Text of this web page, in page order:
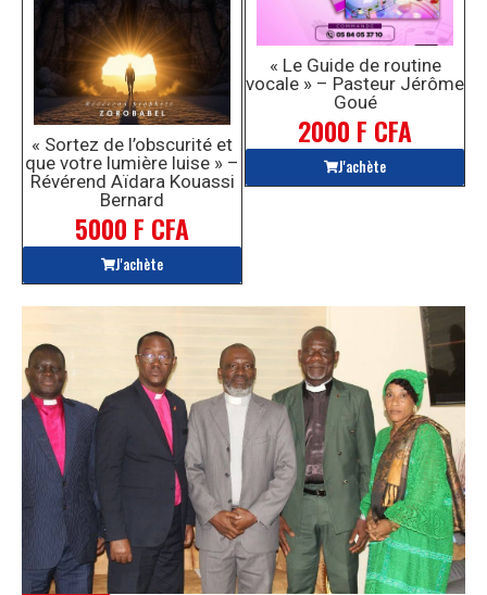
« Sortez de l’obscurité et
que votre lumière luise » –
Révérend Aïdara Kouassi
Bernard
5000 F CFA
J'achète
« Le Guide de routine
vocale » – Pasteur Jérôme
Goué
2000 F CFA
J'achète